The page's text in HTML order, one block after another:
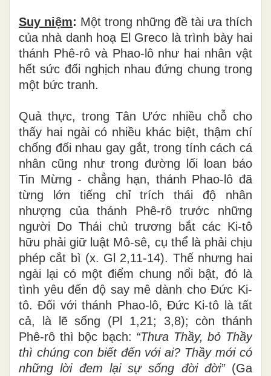
Suy niệm: Một trong những đề tài ưa thích
của nhà danh hoạ El Greco là trình bày hai
thánh Phê-rô và Phao-lô như hai nhân vật
hết sức đối nghịch nhau đứng chung trong
một bức tranh.
Quả thực, trong Tân Ước nhiều chỗ cho
thấy hai ngài có nhiều khác biệt, thậm chí
chống đối nhau gay gắt, trong tính cách cá
nhân cũng như trong đường lối loan báo
Tin Mừng - chẳng hạn, thánh Phao-lô đã
từng lớn tiếng chỉ trích thái độ nhân
nhượng của thánh Phê-rô trước những
người Do Thái chủ trương bắt các Ki-tô
hữu phải giữ luật Mô-sê, cụ thể là phải chịu
phép cắt bì (x. Gl 2,11-14). Thế nhưng hai
ngài lại có một điểm chung nổi bật, đó là
tình yêu đến độ say mê dành cho Đức Ki-
tô. Đối với thánh Phao-lô, Đức Ki-tô là tất
cả, là lẽ sống (Pl 1,21; 3,8); còn thánh
Phê-rô thì bộc bạch: “Thưa Thầy, bỏ Thầy
thì chúng con biết đến với ai? Thầy mới có
những lời đem lại sự sống đời đời” (Ga